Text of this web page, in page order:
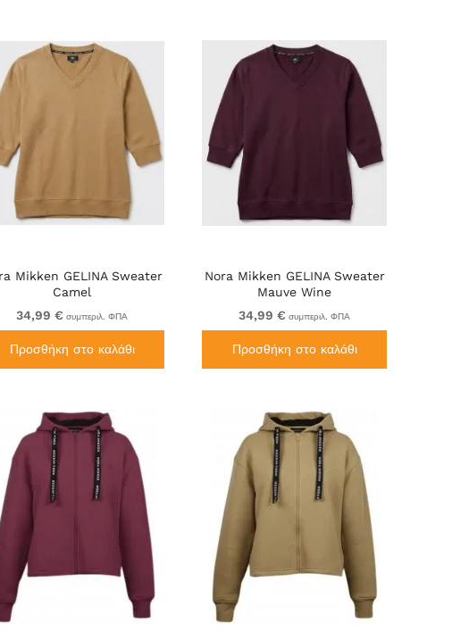
Mikken GELINA Sweater
Camel
34,99 € συμπεριλ. ΦΠΑ
Προσθήκη στο καλάθι
Nora Mikken GELINA Sweater
Mauve Wine
34,99 € συμπεριλ. ΦΠΑ
Προσθήκη στο καλάθι